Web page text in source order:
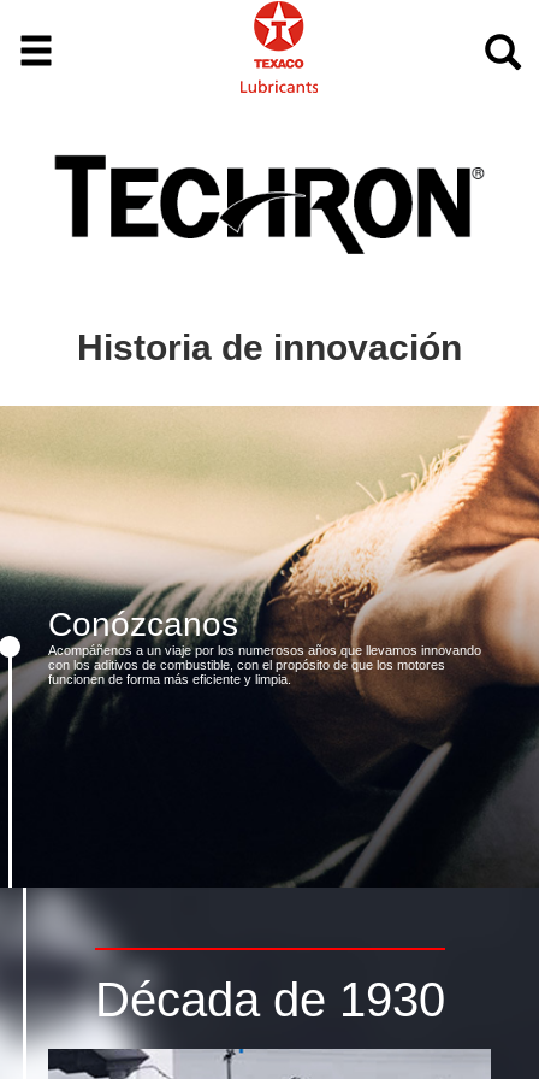
Historia de innovación
Conózcanos
Acompáñenos a un viaje por los numerosos años que llevamos innovando
con los aditivos de combustible, con el propósito de que los motores
funcionen de forma más eficiente y limpia.
Década de 1930